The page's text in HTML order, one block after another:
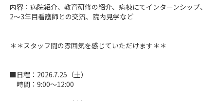
内容：病院紹介、教育研修の紹介、病棟にてインターンシップ、
2～3年目看護師との交流、院内見学など
＊＊スタッフ間の雰囲気を感じていただけます＊＊
■日程：2026.7.25（土）
時間：9:00～12:00